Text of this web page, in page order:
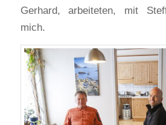
Gerhard, arbeiteten, mit
mich.